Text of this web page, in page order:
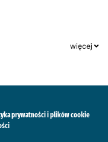
więcej
prywatności i plików cookie